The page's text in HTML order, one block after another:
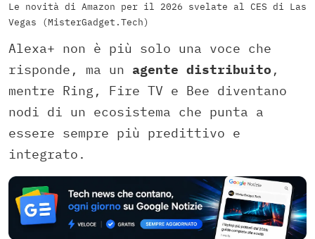
Le novità di Amazon per il 2026 svelate al CES di Las
Vegas (MisterGadget.Tech)
Alexa+ non è più solo una voce che
risponde, ma un agente distribuito ,
mentre Ring, Fire TV e Bee diventano
nodi di un ecosistema che punta a
essere sempre più predittivo e
integrato.